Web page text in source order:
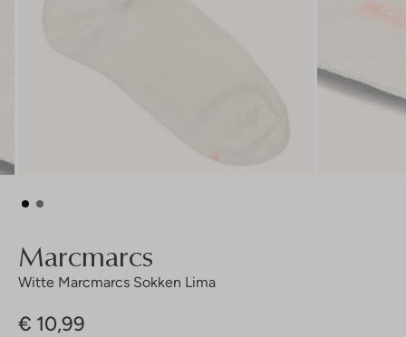
Marcmarcs
Witte Marcmarcs Sokken Lima
€ 10,99